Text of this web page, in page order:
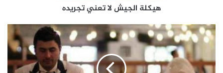
هيكلة الجيش لا تعني تجريده